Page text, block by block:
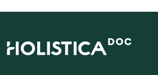
© 2026 HOLISTICA.